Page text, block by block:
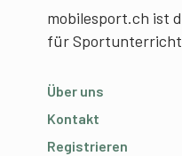
mobilesport.ch ist
für Sportunterricht
Über uns
Kontakt
Registrieren